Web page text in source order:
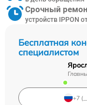
Бесплатная
специалистом
Срочный
устройств IPPON